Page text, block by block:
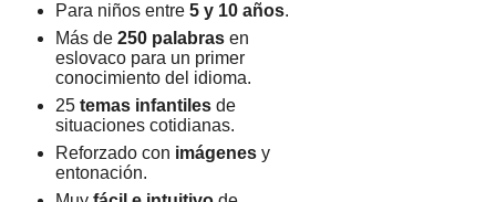
Para niños entre 5 y 10 años.
Más de 250 palabras en
eslovaco para un primer
conocimiento del idioma.
25 temas infantiles de
situaciones cotidianas.
Reforzado con imágenes y
entonación.